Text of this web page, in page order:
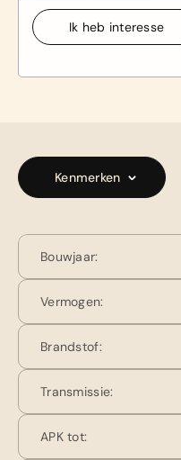
Ik heb interesse
Kenmerken
Bouwjaar:
Vermogen:
Brandstof:
Transmissie:
APK tot: